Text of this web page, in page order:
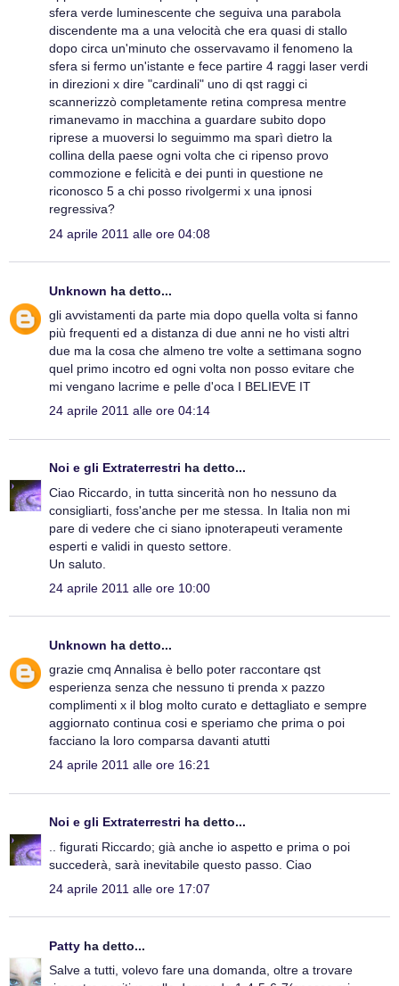
sfera verde luminescente che seguiva una parabola
discendente ma a una velocità che era quasi di stallo
dopo circa un'minuto che osservavamo il fenomeno la
sfera si fermo un'istante e fece partire 4 raggi laser verdi
in direzioni x dire "cardinali" uno di qst raggi ci
scannerizzò completamente retina compresa mentre
rimanevamo in macchina a guardare subito dopo
riprese a muoversi lo seguimmo ma sparì dietro la
collina della paese ogni volta che ci ripenso provo
commozione e felicità e dei punti in questione ne
riconosco 5 a chi posso rivolgermi x una ipnosi
regressiva?
24 aprile 2011 alle ore 04:08
Unknown ha detto...
gli avvistamenti da parte mia dopo quella volta si fanno
più frequenti ed a distanza di due anni ne ho visti altri
due ma la cosa che almeno tre volte a settimana sogno
quel primo incotro ed ogni volta non posso evitare che
mi vengano lacrime e pelle d'oca I BELIEVE IT
24 aprile 2011 alle ore 04:14
Noi e gli Extraterrestri ha detto...
Ciao Riccardo, in tutta sincerità non ho nessuno da
consigliarti, foss'anche per me stessa. In Italia non mi
pare di vedere che ci siano ipnoterapeuti veramente
esperti e validi in questo settore.
Un saluto.
24 aprile 2011 alle ore 10:00
Unknown ha detto...
grazie cmq Annalisa è bello poter raccontare qst
esperienza senza che nessuno ti prenda x pazzo
complimenti x il blog molto curato e dettagliato e sempre
aggiornato continua cosi e speriamo che prima o poi
facciano la loro comparsa davanti atutti
24 aprile 2011 alle ore 16:21
Noi e gli Extraterrestri ha detto...
.. figurati Riccardo; già anche io aspetto e prima o poi
succederà, sarà inevitabile questo passo. Ciao
24 aprile 2011 alle ore 17:07
Patty ha detto...
Salve a tutti, volevo fare una domanda, oltre a trovare